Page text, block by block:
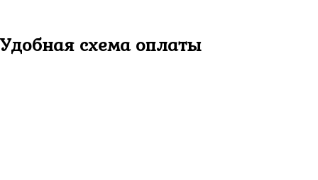
Удобная схема оплаты